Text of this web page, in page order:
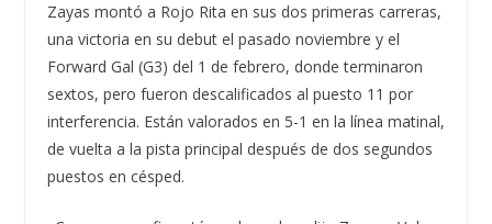
Zayas montó a Rojo Rita en sus dos primeras carreras,
una victoria en su debut el pasado noviembre y el
Forward Gal (G3) del 1 de febrero, donde terminaron
sextos, pero fueron descalificados al puesto 11 por
interferencia. Están valorados en 5-1 en la línea matinal,
de vuelta a la pista principal después de dos segundos
puestos en césped.